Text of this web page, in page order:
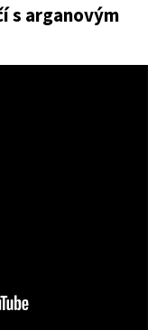
s arganovým